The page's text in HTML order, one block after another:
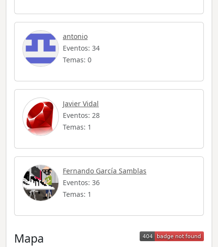
antonio
Eventos: 34
Temas: 0
Javier Vidal
Eventos: 28
Temas: 1
Fernando García Samblas
Eventos: 36
Temas: 1
Mapa